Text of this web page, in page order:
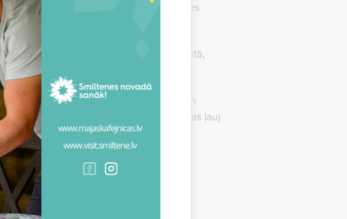
darbnīcas, kā arī iespēja iegādāties
komfortablas kupolmājas ezera krastā,
atpūtu prom no ikdienas steigas.
krastā, piedāvājot plašas iespējas gan
sauna un dažādas ūdens aktivitātes, kas ļauj
jūtama Vidzemes muižu
savu redzējumu un nākotnes iecerēm,